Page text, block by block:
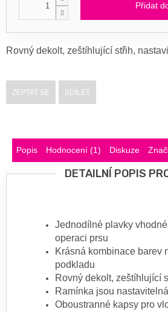
Přidat
Rovný dekolt, zeštíhlující střih,
ZEPTAT SE SDÍLET
Popis Hodnocení (1) Diskuze
DETAILNÍ POPIS
Jednodílné plavky
operaci prsu
Krásná kombinace barev
podkladu
Rovný dekolt, zeštíhlující
Ramínka jsou nastavitelná
Oboustranné kapsy pro